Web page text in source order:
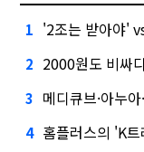
1 '2조는 받아야'
2 2000원도 비싸다
3 메디큐브·아누
4 홈플러스의 'K